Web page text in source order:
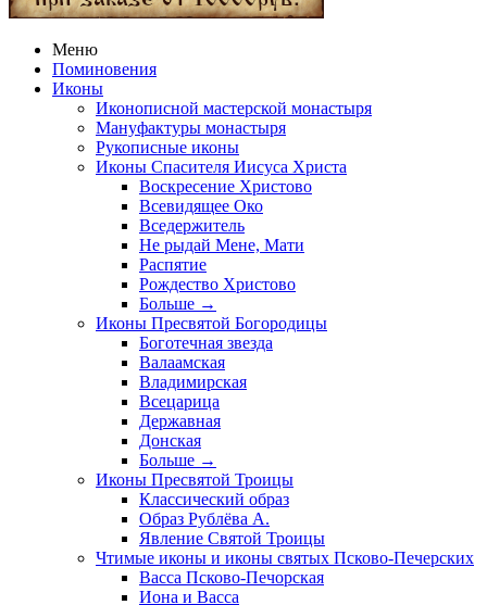
Меню
Поминовения
Иконы
Иконописной мастерской монастыря
Мануфактуры монастыря
Рукописные иконы
Иконы Спасителя Иисуса Христа
Воскресение Христово
Всевидящее Око
Вседержитель
Не рыдай Мене, Мати
Распятие
Рождество Христово
Больше →
Иконы Пресвятой Богородицы
Боготечная звезда
Валаамская
Владимирская
Всецарица
Державная
Донская
Больше →
Иконы Пресвятой Троицы
Классический образ
Образ Рублёва А.
Явление Святой Троицы
Чтимые иконы и иконы святых Псково-Печерских
Васса Псково-Печорская
Иона и Васса